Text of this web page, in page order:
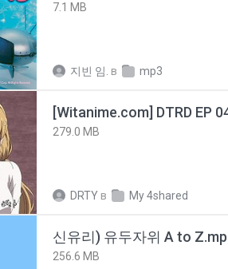
7.1 MB
지빈 임. в mp3
[Witanime.com] DTRD EP
279.0 MB
DRTY в My 4shared
신유리) 유두자위 A to
256.6 MB